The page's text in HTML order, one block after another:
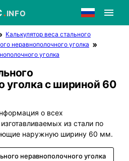
.INFO
Калькулятор веса стального
неравнополочного уголка
уголка
уголка с шириной 60
о всех
из стали по
наружную ширину 60 мм.
неравнополочного уголка